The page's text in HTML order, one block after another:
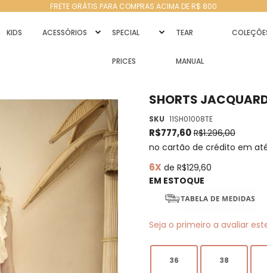
FRETE GRÁTIS PARA COMPRAS ACIMA DE R$ 800
KIDS ACESSÓRIOS SPECIAL
PRICES
TEAR
MANUAL
SHORTS
SKU 11SH01008TE
R$777,60 R$1.296,00
no cartão de crédito em
6X de R$129,60
EM ESTOQUE
Seja o primeiro a avaliar
36 38